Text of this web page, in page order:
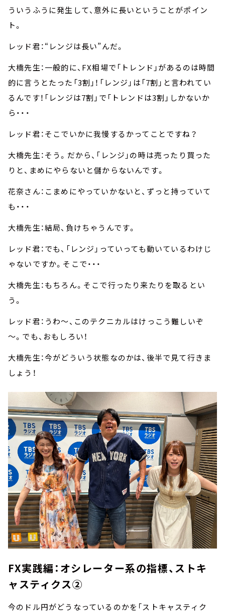
ういうふうに発生して、意外に長いということがポイン
ト。
レッド君：“レンジは長い”んだ。
大橋先生：一般的に、FX相場で「トレンド」があるのは時間
的に言うとたった「3割」！「レンジ」は「7割」と言われてい
るんです！「レンジは7割」で「トレンドは3割」しかないか
ら・・・
レッド君：そこでいかに我慢するかってことですね？
大橋先生：そう。だから、「レンジ」の時は売ったり買った
りと、まめにやらないと儲からないんです。
花奈さん：こまめにやっていかないと、ずっと持っていて
も・・・
大橋先生：結局、負けちゃうんです。
レッド君：でも、「レンジ」っていっても動いているわけじ
ゃないですか。そこで・・・
大橋先生：もちろん。そこで行ったり来たりを取るとい
う。
レッド君：うわ～、このテクニカルはけっこう難しいぞ
～。でも、おもしろい！
大橋先生：今がどういう状態なのかは、後半で見て行きま
しょう！
FX実践編：オシレーター系の指標、ストキ
ャスティクス②
今のドル円がどうなっているのかを「ストキャスティク